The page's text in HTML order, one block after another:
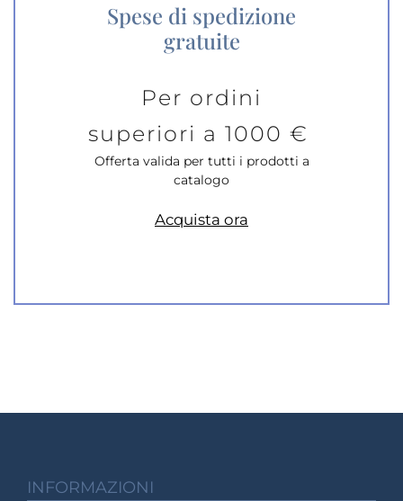
Spese di spedizione
gratuite
Per ordini
superiori a 1000 €
Offerta valida per tutti i prodotti a
catalogo
Acquista ora
INFORMAZIONI